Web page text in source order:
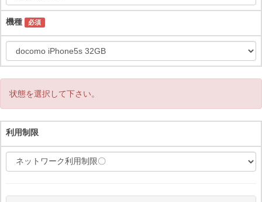
機種 必須
状態を選択して下さい。
利用制限